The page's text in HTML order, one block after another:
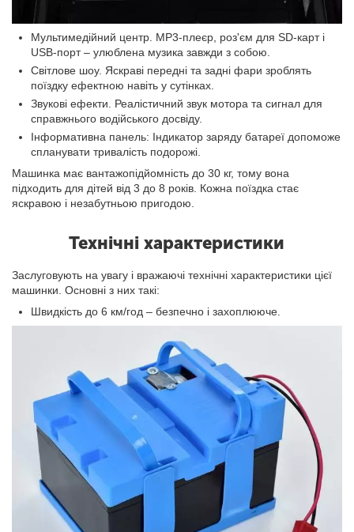
Мультимедійний центр. MP3-плеєр, роз'єм для SD-карт і
USB-порт – улюблена музика завжди з собою.
Світлове шоу. Яскраві передні та задні фари зроблять
поїздку ефектною навіть у сутінках.
Звукові ефекти. Реалістичний звук мотора та сигнал для
справжнього водійського досвіду.
Інформативна панель: Індикатор заряду батареї допоможе
спланувати тривалість подорожі.
Машинка має вантажопідйомність до 30 кг, тому вона
підходить для дітей від 3 до 8 років. Кожна поїздка стає
яскравою і незабутньою пригодою.
Технічні характеристики
Заслуговують на увагу і вражаючі технічні характеристики цієї
машинки. Основні з них такі:
Швидкість до 6 км/год – безпечно і захоплююче.